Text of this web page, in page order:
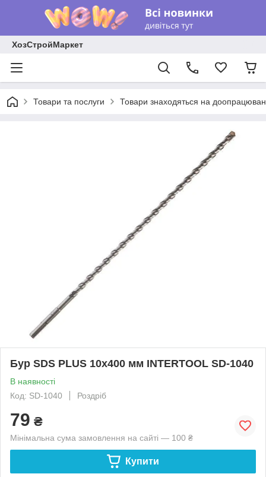
ХозСтройМаркет
Товари та послуги Товари знаходяться на
Бур SDS PLUS 10x400 мм INTERTOOL SD-1040
В наявності
Код: SD-1040
Роздріб
79 ₴
Мінімальна сума замовлення на сайті — 100 ₴
Купити